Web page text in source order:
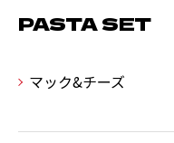
PASTA SET
マック&チーズ